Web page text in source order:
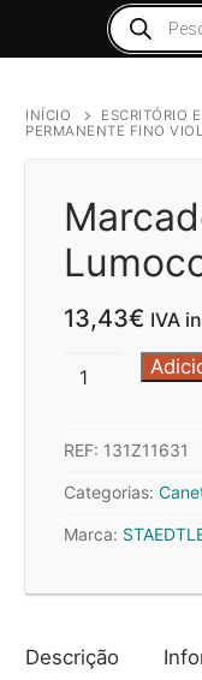
Products
search
INÍCIO ESCRITÓRIO
PERMANENTE FINO
13,43€ IVA
Quantidade
Permanente
Fino
0,6mm
10un
REF: 131Z11631
Categorias:
Marca:
Descrição